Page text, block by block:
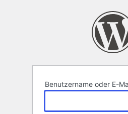
Benutzername oder E-